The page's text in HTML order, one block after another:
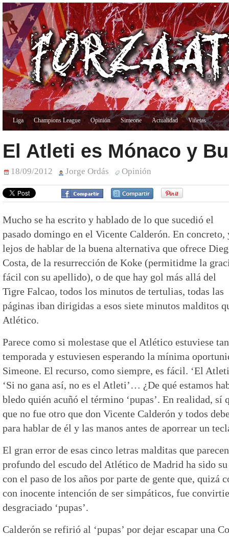
Liga Champions League Opinión Simeone Actualidad Viñetas
El Atleti es Mónaco y
18/09/2012 Jorge Ordás Opinión
Mucho se ha escrito y hablado de lo que sucedió el
pasado domingo en el Vicente Calderón. En concreto,
lejos de hablar de la buena alternativa que ofrece
Costa, de la resurrección de Koke (permitidme la
fácil con su apellido), o de que hay gol más allá del
Tigre Falcao, todos los minutos de tertulias, todas las
páginas iban dirigidas a esos siete minutos malditos
Atlético.
Parece como si molestase que el Atlético estuviese
temporada y estuviesen esperando la mínima
Simeone. El recurso, como siempre, es fácil. ‘El
‘Si no gana así, no es el Atleti’… ¿De qué estamos
bledo quién acuñó el término ‘pupas’. En realidad, sí
que no fue otro que don Vicente Calderón y todos
para hablar de él y las manos antes de aporrear un
El gran error de esas cinco letras malditas que
profundo del escudo del Atlético de Madrid ha sido
con el paso de los años por parte de gente que, quizá
con inocente intención de ser simpáticos, fue
desgraciado ‘pupas’.
Calderón se refirió al ‘pupas’ por dejar escapar una